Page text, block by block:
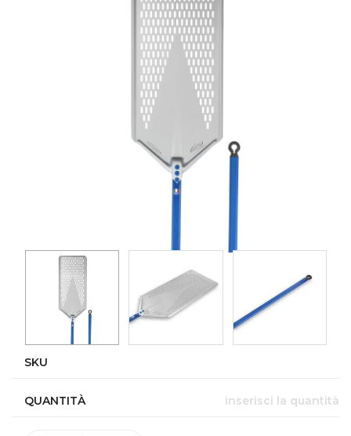
SKU
QUANTITÀ inserisci la quantità